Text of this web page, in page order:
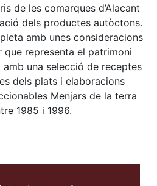
de les comarques d’Alacant
dels productes autòctons.
amb unes consideracions
representa el patrimoni
una selecció de receptes
dels plats i elaboracions
Menjars de la terra
1985 i 1996.